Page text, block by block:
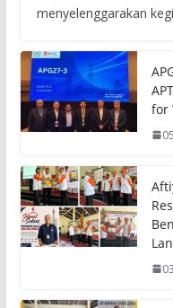
menyelenggarakan
for